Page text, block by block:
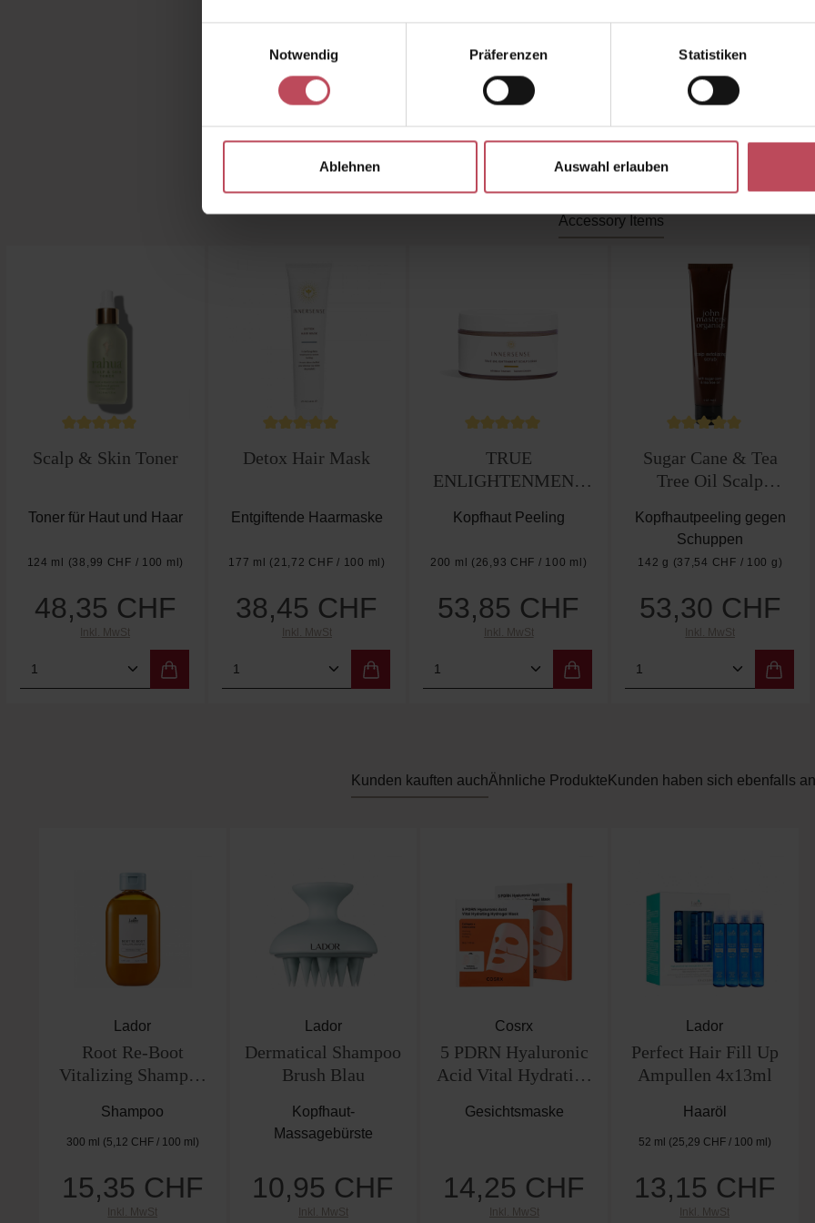
Notwendig
Präferenzen Statistiken
Ablehnen Auswahl erlauben
und kräftiges, schönes Haar.
Jetzt das Tea Tree Scalp Clinic Hair Pack von LADOR im Look
Products Shop entdecken
und eine neue Dimension der
erleben!
Accessory Items
Scalp & Skin Toner
Toner für Haut und Haar
124 ml (38,99 CHF / 100 ml)
Regulärer Preis:
48,35 CHF
Inkl. MwSt
Produkt Anzahl: Gib den gewünschten Wert ein oder benutze die Schaltflächen
Detox Hair Mask
Entgiftende Haarmaske
177 ml (21,72 CHF / 100 ml)
Regulärer Preis:
38,45 CHF
Inkl. MwSt
Produkt Anzahl: Gib den gewünschten Wert ein oder
TRUE
ENLIGHTENMENT
Peeling
Kopfhaut Peeling
200 ml (26,93 CHF / 100 ml)
Regulärer Preis:
53,85 CHF
Inkl. MwSt
Produkt Anzahl: Gib den gewünschten
Sugar Cane & Tea
Tree Oil Scalp
Kopfhautpeeling gegen
Schuppen
142 g (37,54 CHF / 100 g)
Regulärer Preis:
53,30 CHF
Inkl. MwSt
Produkt Anzahl:
Kunden kauften auchÄhnliche Produkte Kunden haben sich ebenfalls
Lador
Root Re-Boot
Vitalizing Shampoo
Shampoo
300 ml (5,12 CHF / 100 ml)
Regulärer Preis:
15,35 CHF
Inkl. MwSt
Lador
Dermatical Shampoo
Brush Blau
Kopfhaut-
Massagebürste
Regulärer Preis:
10,95 CHF
Inkl. MwSt
Cosrx
5 PDRN Hyaluronic
Acid Vital Hydrating
Gesichtsmaske
Regulärer Preis:
14,25 CHF
Inkl. MwSt
Lador
Perfect Hair Fill Up
Ampullen 4x13ml
Haaröl
52 ml (25,29 CHF / 100 ml)
Regulärer Preis:
13,15 CHF
Inkl. MwSt